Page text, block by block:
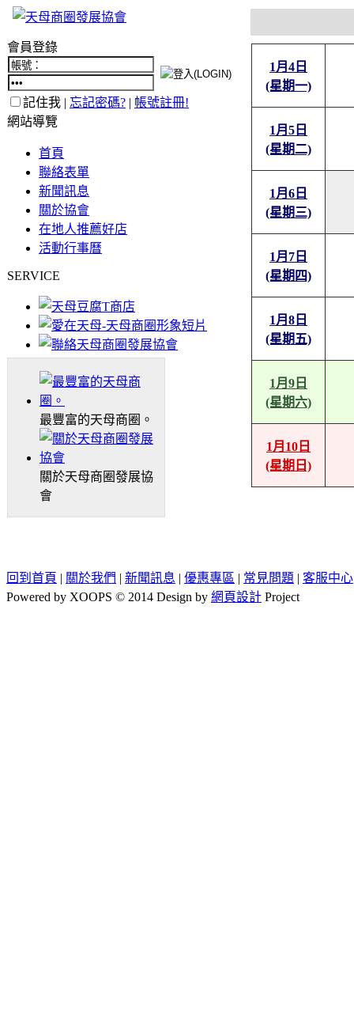
會員登錄
記住我 | 忘記密碼? | 帳號註冊!
網站導覽
首頁
聯絡表單
新聞訊息
關於協會
在地人推薦好店
活動行事曆
SERVICE
最豐富的天母商圈。
關於天母商圈發展協
會
1月4日
(星期一)
1月5日
(星期二)
1月6日
(星期三)
1月7日
(星期四)
1月8日
(星期五)
1月9日
(星期六)
1月10日
(星期日)
回到首頁 | 關於我們 | 新聞訊息 | 優惠專區 | 常見問題 | 客服中心
Powered by XOOPS © 2014 Design by 網頁設計 Project